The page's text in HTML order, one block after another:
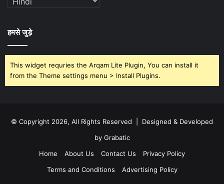
हमसे जुड़े
This widget requries the Arqam Lite Plugin, You can install it
from the Theme settings menu > Install Plugins.
© Copyright 2026, All Rights Reserved | Designed & Developed
by Grabatic
Home
About Us Contact Us
Privacy Policy
Terms and Conditions
Advertising Policy